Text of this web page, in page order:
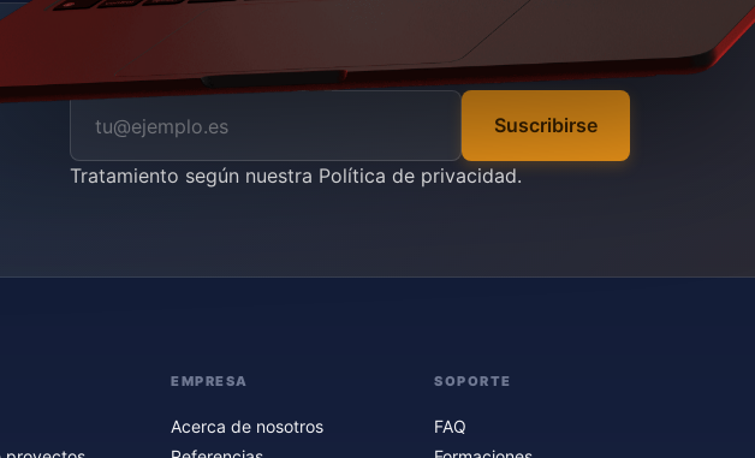
Suscribirse
Tratamiento según nuestra Política de privacidad.
EMPRESA
Acerca de nosotros
SOPORTE
FAQ